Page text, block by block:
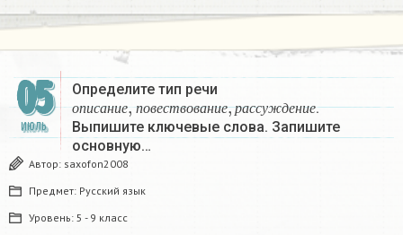
05
ИЮЛЬ
Определите тип речи
о пи с а н и е по в е с т в о в а н и е р а с с у ж д е н и е
описание,п овество
.
Выпишите ключевые слова. Запишите
основную…
Автор: saxofon2008
Предмет: Русский язык
Уровень: 5 - 9 класс